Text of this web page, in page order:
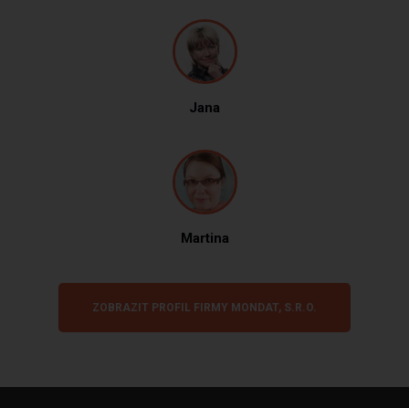
Jana
Martina
ZOBRAZIT PROFIL FIRMY MONDAT, S.R.O.